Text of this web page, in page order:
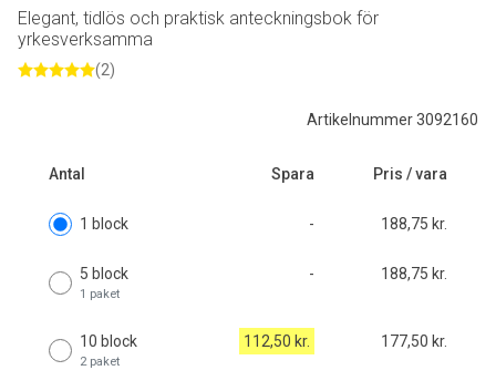
Artikelnummer 3092160
Antal Spara Pris / vara
1 block - 188,75 kr.
5 block
1 paket
- 188,75 kr.
10 block
2 paket
112,50 kr. 177,50 kr.
Elegant, tidlös och praktisk anteckningsbok för
yrkesverksamma
(2)